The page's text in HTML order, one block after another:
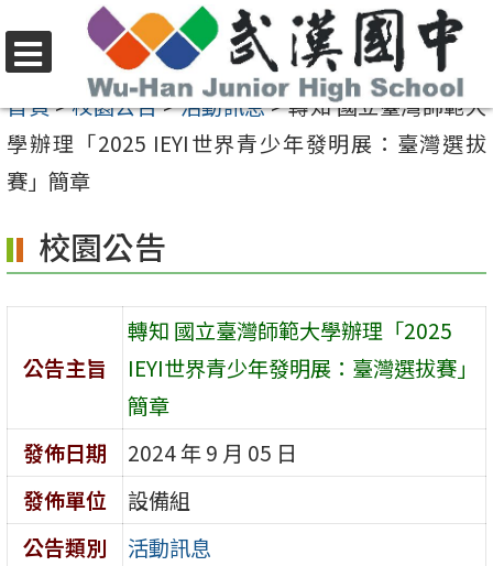
至
要
內
區
選
單
首頁>校園公告>活動訊息>轉知 國立臺灣師範大
學辦理「2025 IEYI世界青少年發明展：臺灣選拔
賽」簡章
校園公告
公告主旨
轉知 國立臺灣師範大學辦理「2025
IEYI世界青少年發明展：臺灣選拔賽」
簡章
發佈日期
2024 年 9 月 05 日
發佈單位
設備組
公告類別
活動訊息